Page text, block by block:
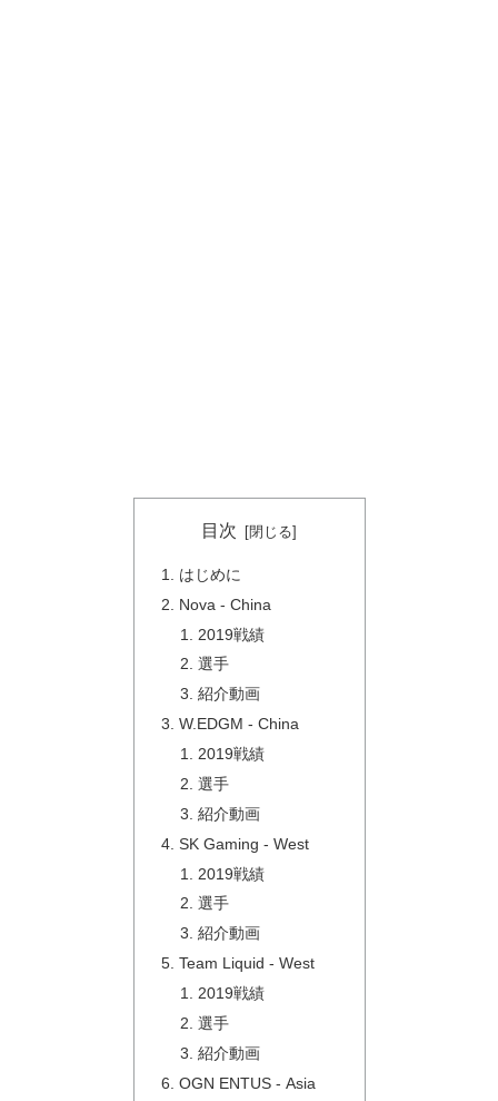
目次
はじめに
Nova - China
2019戦績
選手
紹介動画
W.EDGM - China
2019戦績
選手
紹介動画
SK Gaming - West
2019戦績
選手
紹介動画
Team Liquid - West
2019戦績
選手
紹介動画
OGN ENTUS - Asia